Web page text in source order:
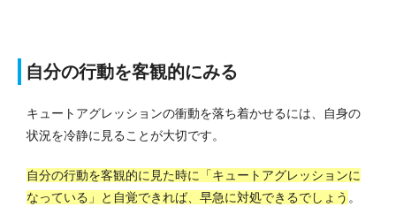
自分の行動を客観的にみる
キュートアグレッションの衝動を落ち着かせるには、自身の
状況を冷静に見ることが大切です。
自分の行動を客観的に見た時に「キュートアグレッションに
なっている」と自覚できれば、早急に対処できるでしょう 。